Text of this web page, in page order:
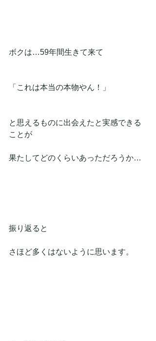
ボクは…59年間生きて来て
「これは本当の本物やん！」
と思えるものに出会えたと実感できる
ことが
果たしてどのくらいあっただろうか…
振り返ると
さほど多くはないように思います。